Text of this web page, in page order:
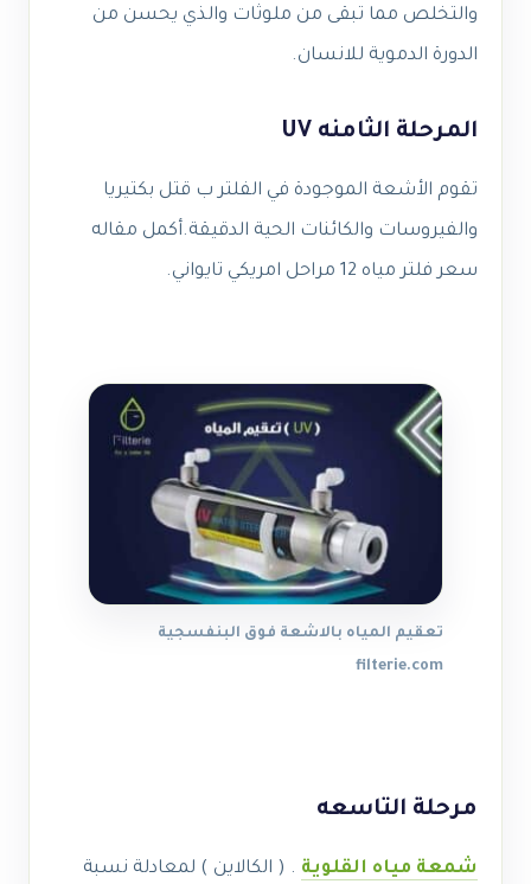
والتخلص مما تبقى من ملوثات والذي يحسن من
الدورة الدموية للانسان.
المرحلة الثامنه UV
تقوم الأشعة الموجودة في الفلتر ب قتل بكتيريا
والفيروسات والكائنات الحية الدقيقة.أكمل مقاله
سعر فلتر مياه 12 مراحل امريكي تايواني
.
تعقيم المياه بالاشعة فوق البنفسجية
filterie.com
مرحلة التاسعه
شمعة مياه القلوية . ( الكالاين ) لمعادلة نسبة